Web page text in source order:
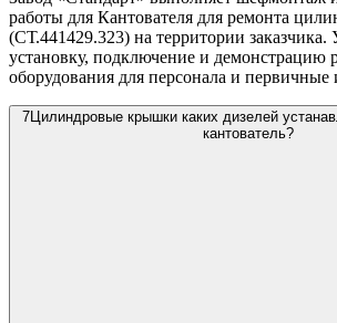
работы для Кантователя для ремонта
(СТ.441429.323) на территории заказчика.
установку, подключение и демонстрацию
оборудования для персонала и первичные
7Цилиндровые крышки каких дизелей
кантователь?